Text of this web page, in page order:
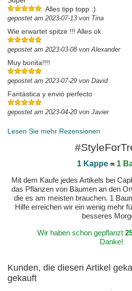
Alles tipp topp :)
gepostet am 2023-07-13 von Tina
Wie erwartet spitze !!! Alles ok
gepostet am 2023-03-08 von Alexander
Muy bonita!!!!
gepostet am 2023-07-29 von David
Fantástica y envió perfecto
gepostet am 2023-04-20 von Javier
Lesen Sie mehr Rezensionen
1 Kappe = 1
Mit dem Kaufe jedes Artikels bei
das Pflanzen von Bäumen an den
die es am meisten brauchen. 1
Hilfe erreichen wir ein wenig mehr
besseres
Wir haben schon gepflanzt
Danke!
Kunden, die diesen Artikel
gekauft